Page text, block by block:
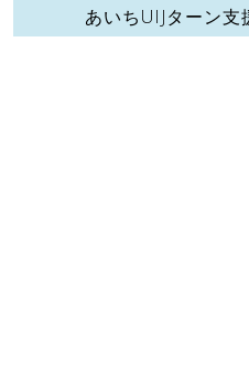
あいちUIJターン